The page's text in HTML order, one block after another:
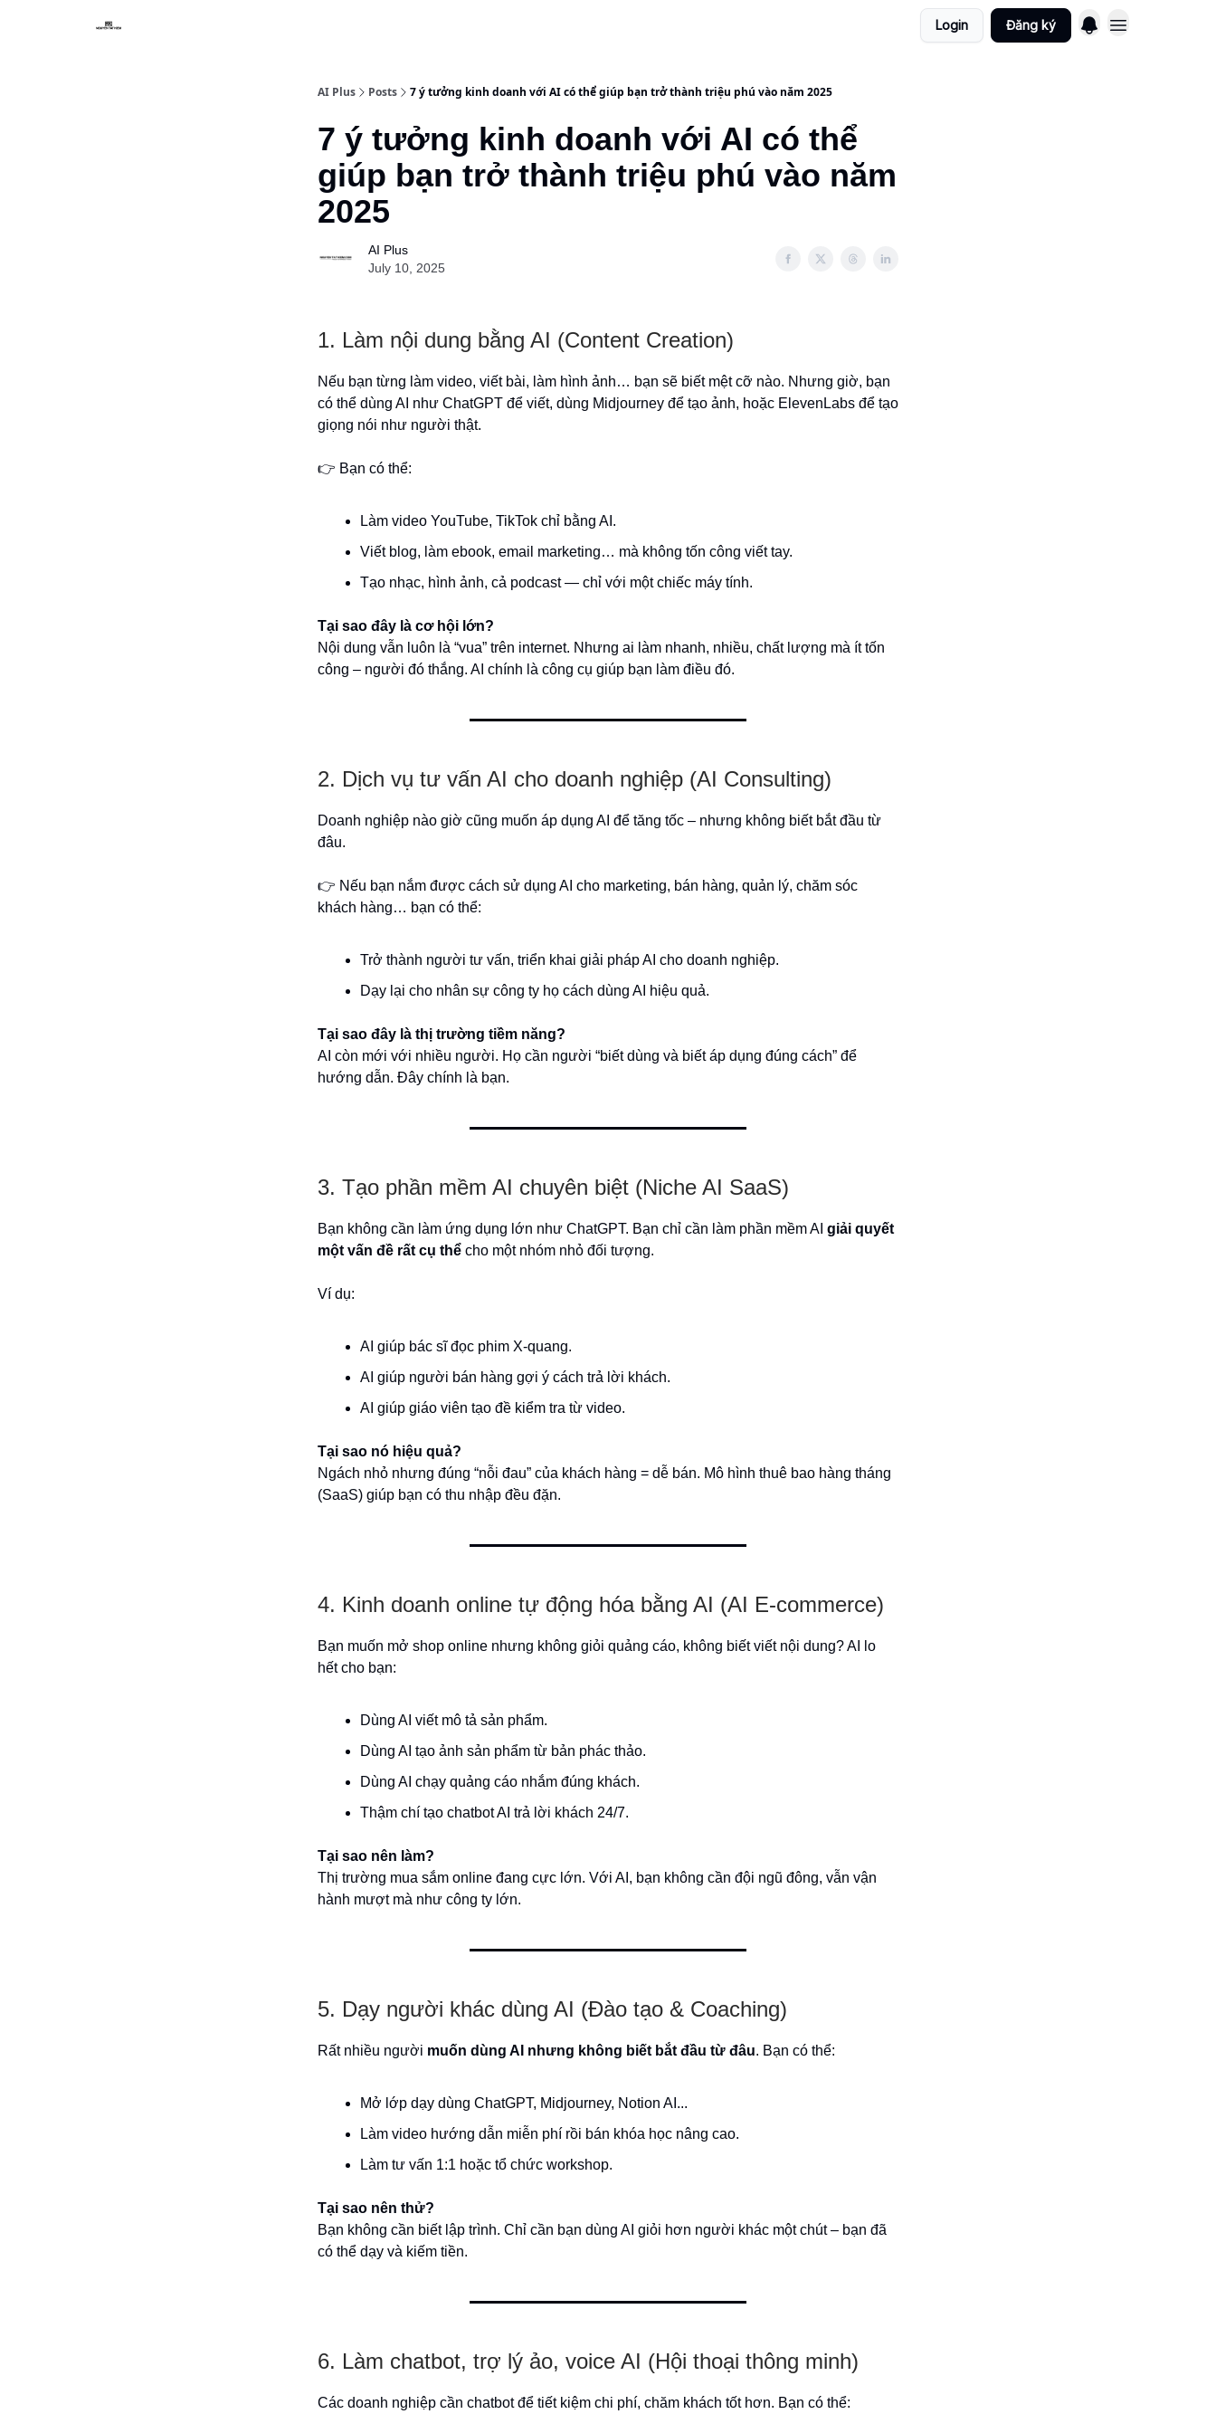
Login Đăng ký
AI Plus Posts 7 ý tưởng kinh doanh với AI có thể giúp bạn trở thành triệu phú vào năm 2025
7 ý tưởng kinh doanh với AI có thể
giúp bạn trở thành triệu phú vào năm
2025
AI Plus
July 10, 2025
1. Làm nội dung bằng AI (Content Creation)
Nếu bạn từng làm video, viết bài, làm hình ảnh… bạn sẽ biết mệt cỡ nào. Nhưng giờ, bạn
có thể dùng AI như ChatGPT để viết, dùng Midjourney để tạo ảnh, hoặc ElevenLabs để tạo
giọng nói như người thật.
👉 Bạn có thể:
Làm video YouTube, TikTok chỉ bằng AI.
Viết blog, làm ebook, email marketing… mà không tốn công viết tay.
Tạo nhạc, hình ảnh, cả podcast — chỉ với một chiếc máy tính.
Tại sao đây là cơ hội lớn?
Nội dung vẫn luôn là “vua” trên internet. Nhưng ai làm nhanh, nhiều, chất lượng mà ít tốn
công – người đó thắng. AI chính là công cụ giúp bạn làm điều đó.
2. Dịch vụ tư vấn AI cho doanh nghiệp (AI Consulting)
Doanh nghiệp nào giờ cũng muốn áp dụng AI để tăng tốc – nhưng không biết bắt đầu từ
đâu.
👉 Nếu bạn nắm được cách sử dụng AI cho marketing, bán hàng, quản lý, chăm sóc
khách hàng… bạn có thể:
Trở thành người tư vấn, triển khai giải pháp AI cho doanh nghiệp.
Dạy lại cho nhân sự công ty họ cách dùng AI hiệu quả.
Tại sao đây là thị trường tiềm năng?
AI còn mới với nhiều người. Họ cần người “biết dùng và biết áp dụng đúng cách” để
hướng dẫn. Đây chính là bạn.
3. Tạo phần mềm AI chuyên biệt (Niche AI SaaS)
Bạn không cần làm ứng dụng lớn như ChatGPT. Bạn chỉ cần làm phần mềm AI giải quyết
một vấn đề rất cụ thể cho một nhóm nhỏ đối tượng.
Ví dụ:
AI giúp bác sĩ đọc phim X-quang.
AI giúp người bán hàng gợi ý cách trả lời khách.
AI giúp giáo viên tạo đề kiểm tra từ video.
Tại sao nó hiệu quả?
Ngách nhỏ nhưng đúng “nỗi đau” của khách hàng = dễ bán. Mô hình thuê bao hàng tháng
(SaaS) giúp bạn có thu nhập đều đặn.
4. Kinh doanh online tự động hóa bằng AI (AI E-commerce)
Bạn muốn mở shop online nhưng không giỏi quảng cáo, không biết viết nội dung? AI lo
hết cho bạn:
Dùng AI viết mô tả sản phẩm.
Dùng AI tạo ảnh sản phẩm từ bản phác thảo.
Dùng AI chạy quảng cáo nhắm đúng khách.
Thậm chí tạo chatbot AI trả lời khách 24/7.
Tại sao nên làm?
Thị trường mua sắm online đang cực lớn. Với AI, bạn không cần đội ngũ đông, vẫn vận
hành mượt mà như công ty lớn.
5. Dạy người khác dùng AI (Đào tạo & Coaching)
Rất nhiều người muốn dùng AI nhưng không biết bắt đầu từ đâu. Bạn có thể:
Mở lớp dạy dùng ChatGPT, Midjourney, Notion AI...
Làm video hướng dẫn miễn phí rồi bán khóa học nâng cao.
Làm tư vấn 1:1 hoặc tổ chức workshop.
Tại sao nên thử?
Bạn không cần biết lập trình. Chỉ cần bạn dùng AI giỏi hơn người khác một chút – bạn đã
có thể dạy và kiếm tiền.
6. Làm chatbot, trợ lý ảo, voice AI (Hội thoại thông minh)
Các doanh nghiệp cần chatbot để tiết kiệm chi phí, chăm khách tốt hơn. Bạn có thể: